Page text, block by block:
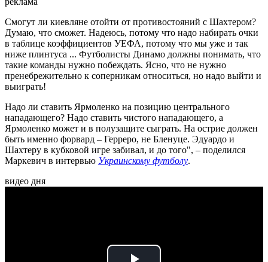
Смогут ли киевляне отойти от противостояний с Шахтером?
Думаю, что сможет. Надеюсь, потому что надо набирать очки
в таблице коэффициентов УЕФА, потому что мы уже и так
ниже плинтуса ... Футболисты Динамо должны понимать, что
такие команды нужно побеждать. Ясно, что не нужно
пренебрежительно к соперникам относиться, но надо выйти и
выиграть!
Надо ли ставить Ярмоленко на позицию центрального
нападающего? Надо ставить чистого нападающего, а
Ярмоленко может и в полузащите сыграть. На острие должен
быть именно форвард – Герреро, не Бленуце. Эдуардо и
Шахтеру в кубковой игре забивал, и до того", – поделился
Маркевич в интервью Украинскому футболу.
видео дня